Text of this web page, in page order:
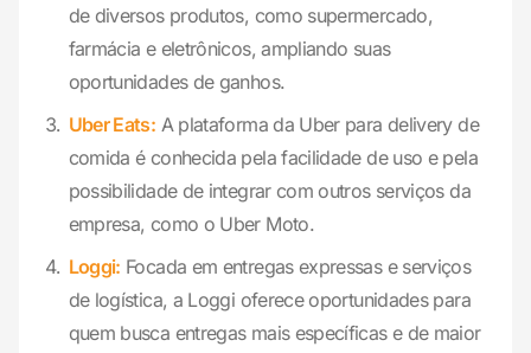
de diversos produtos, como supermercado,
farmácia e eletrônicos, ampliando suas
oportunidades de ganhos.
Uber Eats: A plataforma da Uber para delivery de
comida é conhecida pela facilidade de uso e pela
possibilidade de integrar com outros serviços da
empresa, como o Uber Moto.
Loggi: Focada em entregas expressas e serviços
de logística, a Loggi oferece oportunidades para
quem busca entregas mais específicas e de maior